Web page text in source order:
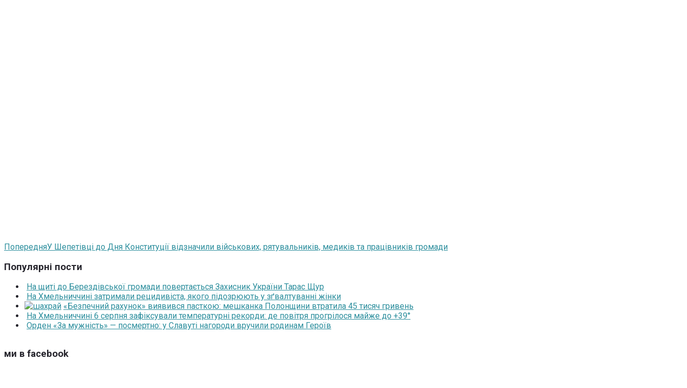
ПопередняУ Шепетівці до Дня Конституції відзначили військових, рятувальників, медиків та працівників громади
Популярні пости
На щиті до Берездівської громади повертається Захисник України Тарас Щур
На Хмельниччині затримали рецидивіста, якого підозрюють у зґвалтуванні жінки
«Безпечний рахунок» виявився пасткою: мешканка Полонщини втратила 45 тисяч гривень
На Хмельниччині 6 серпня зафіксували температурні рекорди: де повітря прогрілося майже до +39°
Орден «За мужність» — посмертно: у Славуті нагороди вручили родинам Героїв
ми в facebook